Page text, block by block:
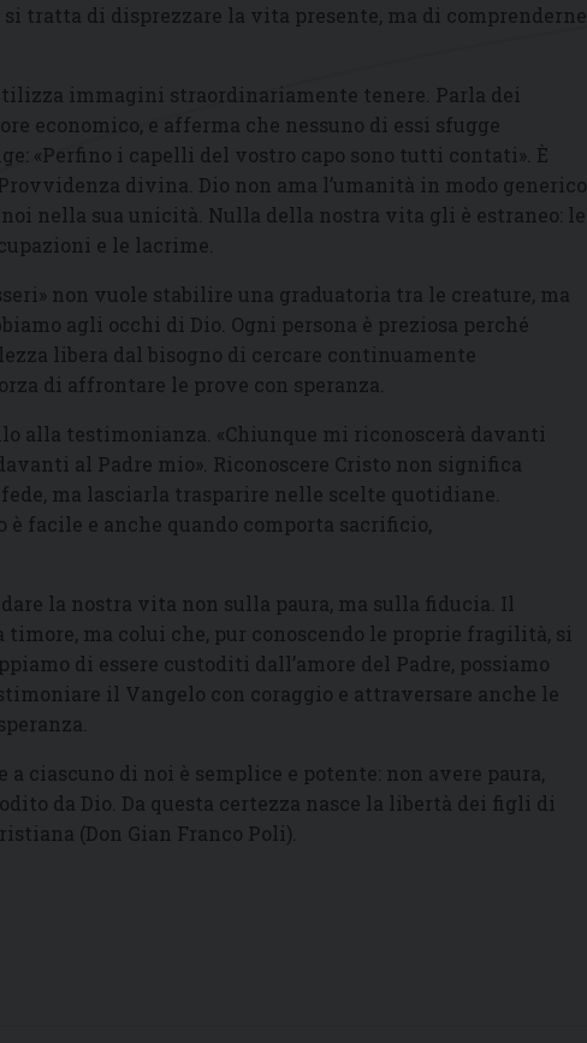
tratta di disprezzare la vita presente, ma di comprenderne
immagini straordinariamente tenere. Parla dei
economico, e afferma che nessuno di essi sfugge
«Perfino i capelli del vostro capo sono tutti contati». È
divina. Dio non ama l’umanità in modo generico
nella sua unicità. Nulla della nostra vita gli è estraneo: le
e le lacrime.
non vuole stabilire una graduatoria tra le creature, ma
agli occhi di Dio. Ogni persona è preziosa perché
libera dal bisogno di cercare continuamente
di affrontare le prove con speranza.
alla testimonianza. «Chiunque mi riconoscerà davanti
al Padre mio». Riconoscere Cristo non significa
ma lasciarla trasparire nelle scelte quotidiane.
facile e anche quando comporta sacrificio,
la nostra vita non sulla paura, ma sulla fiducia. Il
ma colui che, pur conoscendo le proprie fragilità, si
di essere custoditi dall’amore del Padre, possiamo
il Vangelo con coraggio e attraversare anche le
ciascuno di noi è semplice e potente: non avere paura,
da Dio. Da questa certezza nasce la libertà dei figli di
(Don Gian Franco Poli).